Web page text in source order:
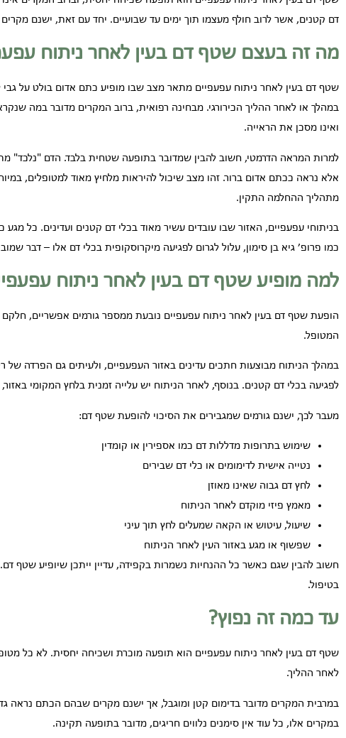
דם קטנים, אשר לרוב חולף מעצמו תוך ימים עד שבועיים. יחד עם זאת, ישנם
מה זה בעצם שטף דם בעין לאחר ניתוח
שטף דם בעין לאחר ניתוח עפעפיים מתאר מצב שבו מופיע כתם אדום בולט על גבי
במהלך או לאחר ההליך הכירורגי. מבחינה רפואית, ברוב המקרים מדובר במה
ואינו מסכן את הראייה.
למרות המראה הדרמטי, חשוב להבין שמדובר בתופעה שטחית בלבד. הדם "נלכד"
אלא נראה ככתם אדום ברור. זהו מצב שיכול להיראות מלחיץ מאוד למטופלים,
מתהליך ההחלמה התקין.
בניתוחי עפעפיים, האזור שבו עובדים עשיר מאוד בכלי דם קטנים ועדינים. כל מגע
כמו פרופ׳ גיא בן סימון, עלול לגרום לפגיעה מיקרוסקופית בכלי דם אלו – דבר
למה מופיע שטף דם בעין לאחר ניתוח
הופעת שטף דם בעין לאחר ניתוח עפעפיים נובעת ממספר גורמים אפשריים, חלקם
המטופל.
במהלך הניתוח מבוצעות חתכים עדינים באזור העפעפיים, ולעיתים גם הפרדה של
לפגיעה בכלי דם קטנים. בנוסף, לאחר הניתוח יש עלייה זמנית בלחץ המקומי
מעבר לכך, ישנם גורמים שמגבירים את הסיכוי להופעת שטף דם:
שימוש בתרופות מדללות דם כמו אספירין או קומדין
נטייה אישית לדימומים או כלי דם שבירים
לחץ דם גבוה שאינו מאוזן
מאמץ פיזי מוקדם לאחר הניתוח
שיעול, עיטוש או הקאה שמעלים לחץ תוך עיני
שפשוף או מגע באזור העין לאחר הניתוח
חשוב להבין שגם כאשר כל ההנחיות נשמרות בקפידה, עדיין ייתכן שיופיע שטף
בטיפול.
עד כמה זה נפוץ?
שטף דם בעין לאחר ניתוח עפעפיים הוא תופעה מוכרת ושכיחה יחסית. לא כל
לאחר ההליך.
במרבית המקרים מדובר בדימום קטן ומוגבל, אך ישנם מקרים שבהם הכתם נראה
במקרים אלו, כל עוד אין סימנים נלווים חריגים, מדובר בתופעה תקינה.